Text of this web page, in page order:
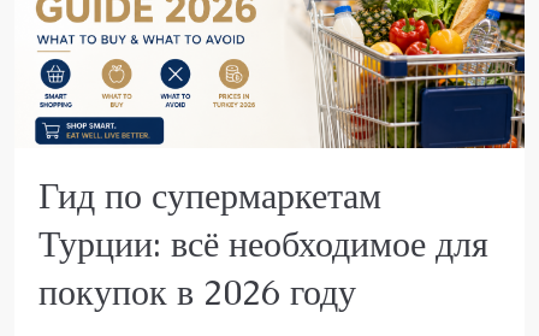
Гид по супермаркетам
Турции: всё необходимое для
покупок в 2026 году